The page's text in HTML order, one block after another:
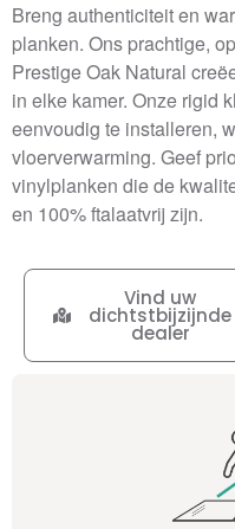
Breng authenticiteit en
planken. Ons prachtige,
Prestige Oak Natural
in elke kamer. Onze rigid
eenvoudig te installeren,
vloerverwarming. Geef
vinylplanken die de
en 100% ftalaatvrij zijn.
Vind uw
dichtstbijzijnde
dealer